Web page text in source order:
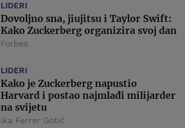
LIDERI
Dovoljno sna, jiujitsu i Taylor Swift:
Kako Zuckerberg organizira svoj dan
Forbes
LIDERI
Kako je Zuckerberg napustio
Harvard i postao najmlađi milijarder
na svijetu
Ika Ferrer Gotić